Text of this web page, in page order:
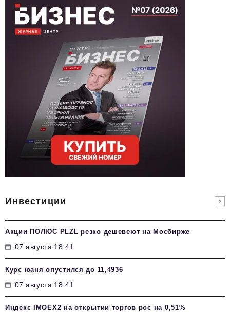
Инвестиции
Акции ПОЛЮС PLZL резко дешевеют на Мосбирже
07 августа 18:41
Курс юаня опустился до 11,4936
07 августа 18:41
Индекс IMOEX2 на открытии торгов рос на 0,51%